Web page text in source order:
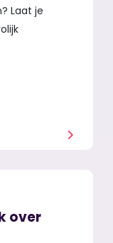
Laat je
over